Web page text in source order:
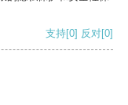
支持[0] 反对[0]